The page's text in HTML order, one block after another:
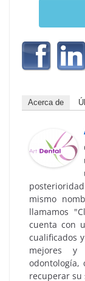
Acerca de
mismo
llamamos
cuenta con
cualificados
mejores y
odontología,
recuperar su